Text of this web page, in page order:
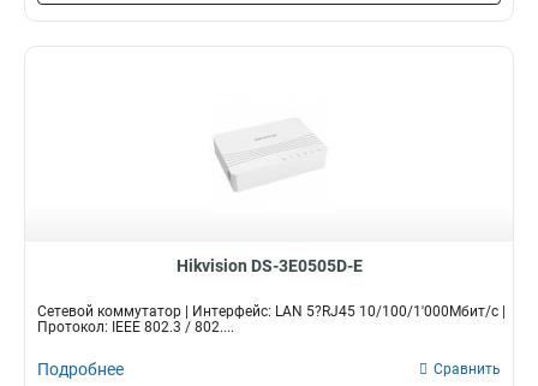
Hikvision DS-3E0505D-E
Сетевой коммутатор | Интерфейс: LAN 5?RJ45 10/100/1'000Мбит/с |
Протокол: IEEE 802.3 / 802....
Подробнее Сравнить